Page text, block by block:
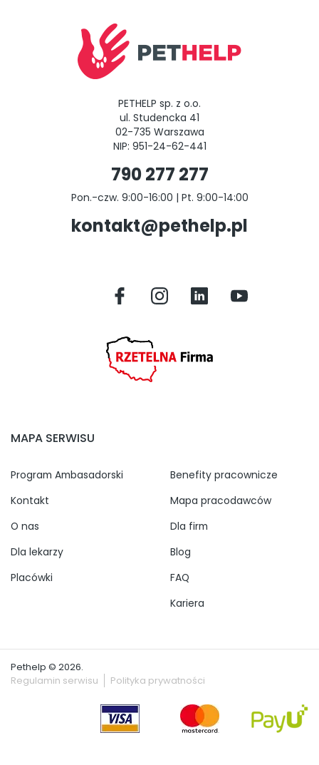
PETHELP sp. z o.o.
ul. Studencka 41
02-735 Warszawa
NIP: 951-24-62-441
790 277 277
Pon.-czw. 9:00-16:00 | Pt. 9:00-14:00
kontakt@pethelp.pl
MAPA SERWISU
Program Ambasadorski
Kontakt
O nas
Dla lekarzy
Placówki
Benefity pracownicze
Mapa pracodawców
Dla firm
Blog
FAQ
Kariera
Pethelp © 2026.
Regulamin serwisu
Polityka prywatności